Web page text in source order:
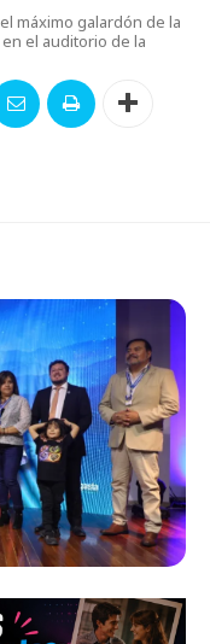
máximo galardón de la
el auditorio de la